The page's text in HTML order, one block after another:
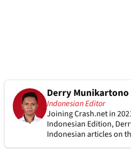
Derry Munikartono
Indonesian Editor
Joining Crash.net in
Indonesian Edition,
Indonesian articles on